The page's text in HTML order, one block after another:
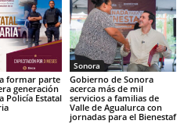
formar parte
generación
Policía Estatal
Sonora
Gobierno de Sonora
acerca más de mil
servicios a familias de
Valle de Agualurca con
jornadas para el Bienestaf